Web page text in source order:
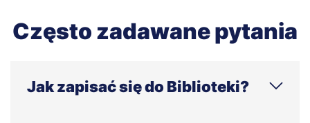
Często zadawane pytania
Jak zapisać się do Biblioteki?